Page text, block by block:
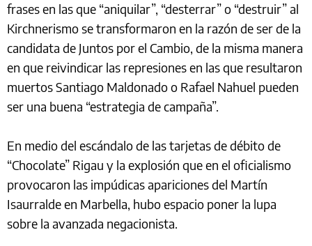
frases en las que “aniquilar”, “desterrar” o “destruir” al
Kirchnerismo se transformaron en la razón de ser de la
candidata de Juntos por el Cambio, de la misma manera
en que reivindicar las represiones en las que resultaron
muertos Santiago Maldonado o Rafael Nahuel pueden
ser una buena “estrategia de campaña”.
En medio del escándalo de las tarjetas de débito de
“Chocolate” Rigau y la explosión que en el oficialismo
provocaron las impúdicas apariciones del Martín
Isaurralde en Marbella, hubo espacio poner la lupa
sobre la avanzada negacionista.